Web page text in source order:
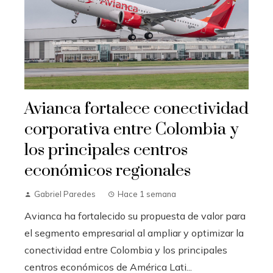
Avianca fortalece conectividad
corporativa entre Colombia y
los principales centros
económicos regionales
Gabriel Paredes Hace 1 semana
Avianca ha fortalecido su propuesta de valor para
el segmento empresarial al ampliar y optimizar la
conectividad entre Colombia y los principales
centros económicos de América Lati...